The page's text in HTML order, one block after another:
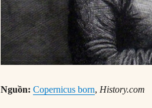
Nguồn:Copernicus born, History.com